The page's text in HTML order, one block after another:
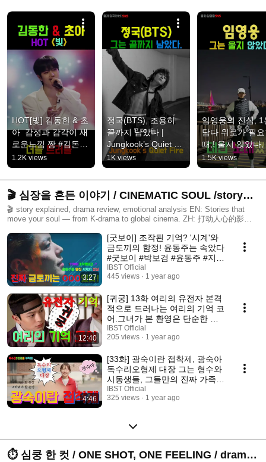
HOT[빛] 김동한 & 초
아  감성과 감각이 새
로운느낌 짱 #김돈한
#초아  #HOT빛
1.2K views
정국(BTS), 조용히
끝까지 남았다 |
Jungkook’s Quiet
Fire #정국
#Jungkook #BTS #
정국프롤로그
1K views
임영웅의 진심, 1
담다 위로가 필
때,! 울지 않았다,
래로 전한 진심
록 #임영웅
영웅시대 #트로
1.5K views
🎬 심장을 흔든 이야기 / CINEMATIC SOUL /story
explained, drama review, emotional analysis
🎬 story explained, drama review, emotional analysis EN: Stories that
move your soul — from K-drama to global cinema. ZH: 打动人心的影视
की आत्मा से जुड़िए। ID: Cerita yang menyentuh hati, dari K-drama hingga
film global. VI: Những câu chuyện lay động tâm hồn – từ phim Hàn đến
điện ảnh thế giới. TH: เรื่องราวที่สะเทือนใจ ตั้งแต่ซีรีส์เกาหลีถึงภาพยนตร์
ทั่วโลก #CinematicSoul #StoryExplained #DramaReview #영화추천 #剧情
解析 #कहानी #FilmIndonesia #phimhay #ภาพยนตร์ไทย #emotionalscene
3:27
[굿보이] 조작된 기억? '시계'와
금도끼의 함정! 윤동주는 속았다
#굿보이 #박보검 #윤동주 #지한
나
IBST Official
445 views
1 year ago
12:40
[귀궁] 13화 여리의 유전자 본격
적으로 드러나는 여리의 기억 코
어.그녀가 본 환영은 단순한 신
기가 아닌, 유전자에 새겨진 과
거 또하 팔척귀와 강철의 환혼 #
IBST Official
205 views
1 year ago
4:46
[33화] 광숙이란 접착제, 광숙아
독수리오형제 대장 그는 형수와
시동생들, 그들만의 진짜 가족
이야기 예고 #독수리5형제를부
탁해 #광숙 #동석
IBST Official
325 views
1 year ago
⏱ 심쿵 한 컷 / ONE SHOT, ONE FEELING / drama